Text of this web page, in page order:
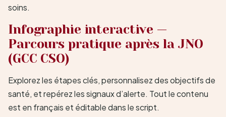
soins.
Infographie interactive —
Parcours pratique après la JNO
(GCC CSO)
Explorez les étapes clés, personnalisez des objectifs de
santé, et repérez les signaux d’alerte. Tout le contenu
est en français et éditable dans le script.